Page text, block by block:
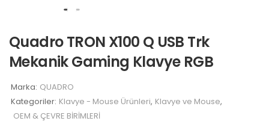
Quadro TRON X100 Q USB Trk
Mekanik Gaming Klavye RGB
Marka: QUADRO
Kategoriler: Klavye - Mouse Ürünleri, Klavye ve Mouse,
OEM & ÇEVRE BİRİMLERİ